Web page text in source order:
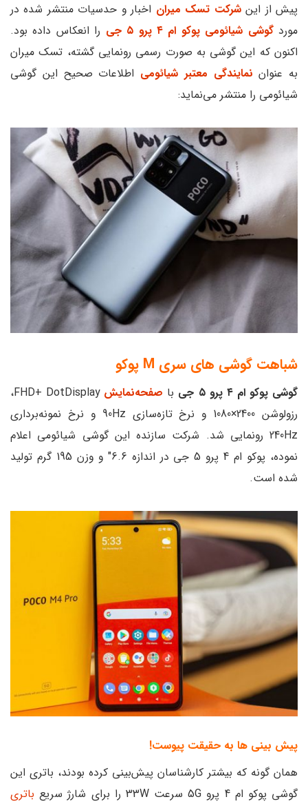
پیش از اینشرکت تسک میران اخبار و حدسیات منتشر شده در
موردگوشی شیائومی پوکو ام ۴ پرو ۵ جی
را انعکاس داده بود.
اکنون که این گوشی به صورت رسمی رونمایی گشته، تسک میران
به عنوان نمایندگی معتبر شیائومی اطلاعات صحیح این گوشی
شیائومی را منتشر می‌نماید:
شباهت گوشی های سری M پوکو
گوشی پوکو ام ۴ پرو ۵ جی با صفحه‌نمایش
FHD+ DotDisplay،
رزولوشن 2400×1080 و نرخ تازه‌سازی 90Hz و نرخ نمونه‌برداری
240Hz رونمایی شد. شرکت سازنده این گوشی شیائومی اعلام
نموده، پوکو ام 4 پرو 5 جی در اندازه 6.6″ و وزن 195 گرم تولید
شده است.
پیش بینی ها به حقیقت پیوست!
همان گونه که بیشتر کارشناسان پیش‌بینی کرده بودند، باتری این
گوشی پوکو ام 4 پرو 5G سرعت 33W را برای شارژ سریع
باتری